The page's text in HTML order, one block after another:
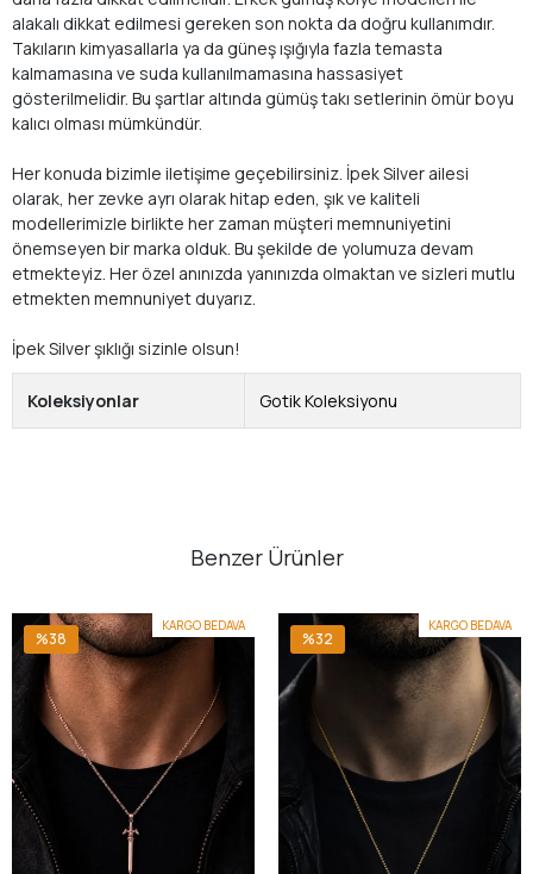
alakalı dikkat edilmesi gereken son nokta da doğru kullanımdır.
Takıların kimyasallarla ya da güneş ışığıyla fazla temasta
kalmamasına ve suda kullanılmamasına hassasiyet
gösterilmelidir. Bu şartlar altında gümüş takı setlerinin ömür boyu
kalıcı olması mümkündür.
Her konuda bizimle iletişime geçebilirsiniz. İpek Silver ailesi
olarak, her zevke ayrı olarak hitap eden, şık ve kaliteli
modellerimizle birlikte her zaman müşteri memnuniyetini
önemseyen bir marka olduk. Bu şekilde de yolumuza devam
etmekteyiz. Her özel anınızda yanınızda olmaktan ve sizleri mutlu
etmekten memnuniyet duyarız.
İpek Silver şıklığı sizinle olsun!
Koleksiyonlar Gotik Koleksiyonu
Benzer Ürünler
KARGO BEDAVA
%38
KARGO BEDAVA
%32